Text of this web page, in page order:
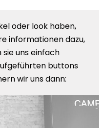
oder look haben,
informationen dazu,
uns einfach
buttons
wir uns dann: